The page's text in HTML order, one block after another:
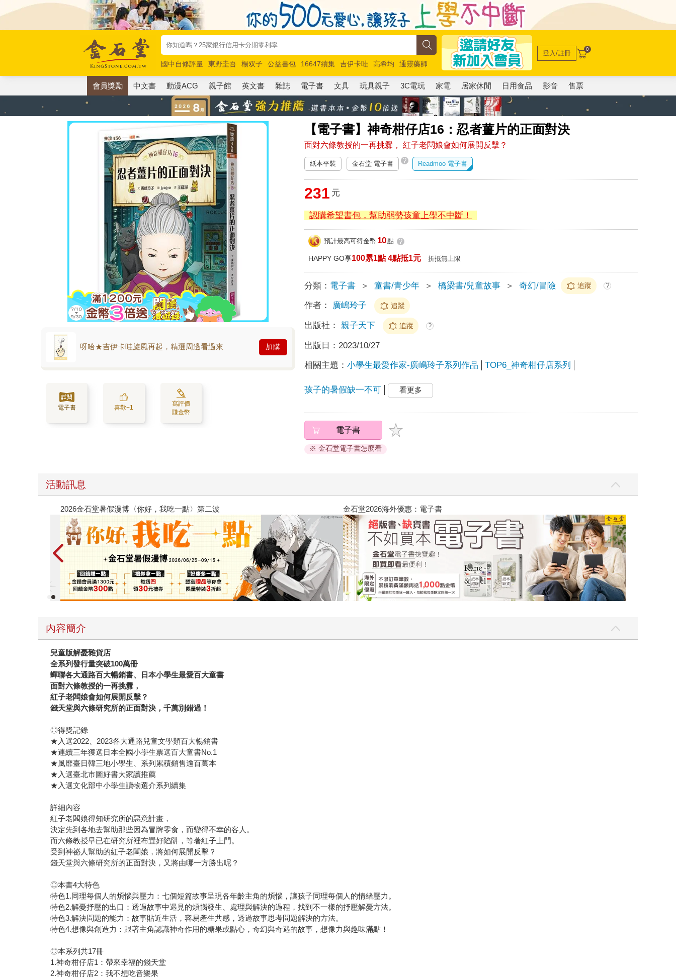
國中自修評量 東野圭吾 楊双子 公益書包 16647續集 吉伊卡哇 高希均
通靈藥師
唯紅花綻放
奧德賽 路邊攤新作 馬斯克 玩具總動員5 超慢跑
登入/註冊 0
會員獎勵 中文書 動漫ACG 親子館 英文書 雜誌 電子書 文具 玩具親子 3C電玩 家電 居家休閒 日用食品 影音 售票
【電子書】神奇柑仔店16：忍者薑片的正面對決
面對六條教授的一再挑釁， 紅子老闆娘會如何展開反擊？
呀哈★吉伊卡哇旋風再起，精選周邊看過來 加購
電子書 喜歡+1
寫評價
賺金幣
紙本平裝 金石堂 電子書 ? Readmoo 電子書
231 元
認購希望書包，幫助弱勢孩童上學不中斷！
預計最高可得金幣 10點 ?
HAPPY GO享100累1點 4點抵1元 折抵無上限
分類： 電子書 ＞ 童書/青少年 ＞ 橋梁書/兒童故事 ＞ 奇幻/冒險 追蹤 ?
作者： 廣嶋玲子 追蹤
出版社： 親子天下 追蹤 ?
出版日： 2023/10/27
相關主題：小學生最愛作家-廣嶋玲子系列作品 TOP6_神奇柑仔店系列
孩子的暑假缺一不可 看更多
電子書
※ 金石堂電子書怎麼看
活動訊息
春光ｘ奇幻基地｜全書系展 2026金石堂暑假漫博〈你好，我吃一點〉第二波
內容簡介
兒童版解憂雜貨店
全系列發行量突破100萬冊
蟬聯各大通路百大暢銷書、日本小學生最愛百大童書
面對六條教授的一再挑釁，
紅子老闆娘會如何展開反擊？
錢天堂與六條研究所的正面對決，千萬別錯過！
◎得獎記錄
★入選2022、2023各大通路兒童文學類百大暢銷書
★連續三年獲選日本全國小學生票選百大童書No.1
★風靡臺日韓三地小學生、系列累積銷售逾百萬本
★入選臺北市圖好書大家讀推薦
★入選文化部中小學生讀物選介系列續集
詳細內容
紅子老闆娘得知研究所的惡意計畫，
決定先到各地去幫助那些因為冒牌零食，而變得不幸的客人。
而六條教授早已在研究所裡布置好陷阱，等著紅子上門。
受到神祕人幫助的紅子老闆娘，將如何展開反擊？
錢天堂與六條研究所的正面對決，又將由哪一方勝出呢？
◎本書4大特色
特色1.同理每個人的煩惱與壓力：七個短篇故事呈現各年齡主角的煩惱，讓孩子同理每個人的情緒壓力。
特色2.解憂抒壓的出口：透過故事中遇見的煩惱發生、處理與解決的過程，找到不一樣的抒壓解憂方法。
特色3.解決問題的能力：故事貼近生活，容易產生共感，透過故事思考問題解決的方法。
特色4.想像與創造力：跟著主角認識神奇作用的糖果或點心，奇幻與奇遇的故事，想像力與趣味滿點！
◎本系列共17冊
1.神奇柑仔店1：帶來幸福的錢天堂
2.神奇柑仔店2：我不想吃音樂果